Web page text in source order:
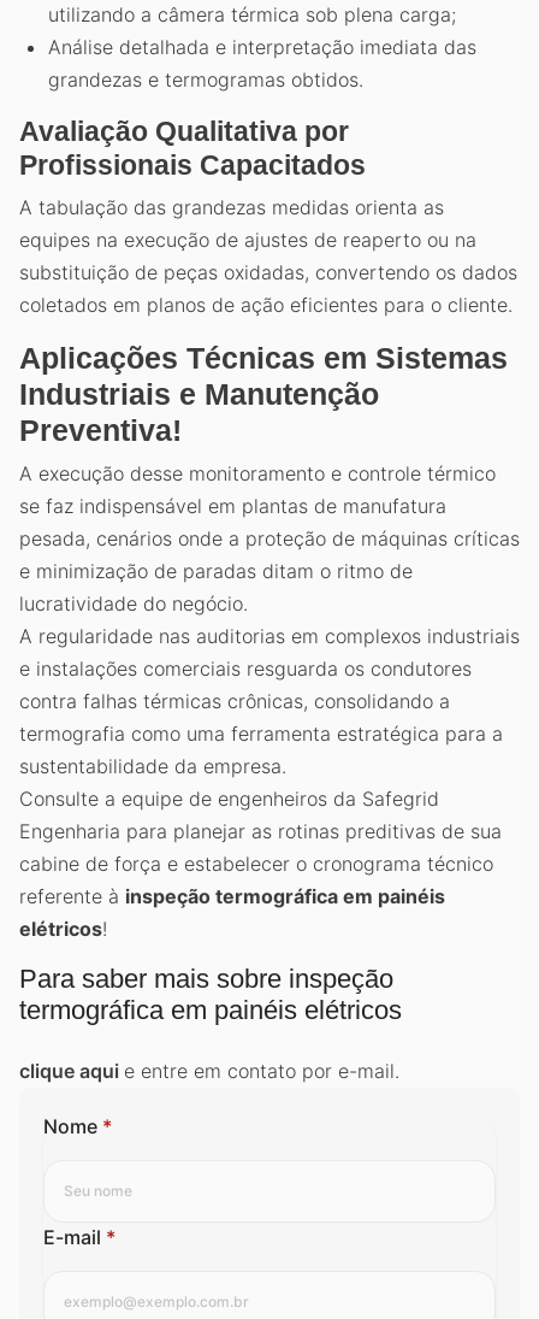
utilizando a câmera térmica sob plena carga;
Análise detalhada e interpretação imediata das
grandezas e termogramas obtidos.
Avaliação Qualitativa por
Profissionais Capacitados
A tabulação das grandezas medidas orienta as
equipes na execução de ajustes de reaperto ou na
substituição de peças oxidadas, convertendo os dados
coletados em planos de ação eficientes para o cliente.
Aplicações Técnicas em Sistemas
Industriais e Manutenção
Preventiva!
A execução desse monitoramento e controle térmico
se faz indispensável em plantas de manufatura
pesada, cenários onde a proteção de máquinas críticas
e minimização de paradas ditam o ritmo de
lucratividade do negócio.
A regularidade nas auditorias em complexos industriais
e instalações comerciais resguarda os condutores
contra falhas térmicas crônicas, consolidando a
termografia como uma ferramenta estratégica para a
sustentabilidade da empresa.
Consulte a equipe de engenheiros da Safegrid
Engenharia para planejar as rotinas preditivas de sua
cabine de força e estabelecer o cronograma técnico
referente à inspeção termográfica em painéis
elétricos!
Para saber mais sobre inspeção
termográfica em painéis elétricos
clique aqui e entre em contato por e-mail.
Nome *
E-mail *